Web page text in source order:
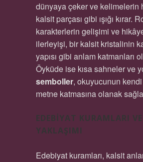
dünyaya çeker ve kelimelerin
kalsit parçası gibi ışığı kırar.
karakterlerin gelişimi ve
ilerleyişi, bir kalsit kristalinin
yapısı gibi anlam katmanları
Öyküde ise kısa sahneler ve
semboller, okuyucunun
metne katmasına olanak
EDEBIYAT KURAMLARI
YAKLAŞIMI
Edebiyat kuramları, kalsit